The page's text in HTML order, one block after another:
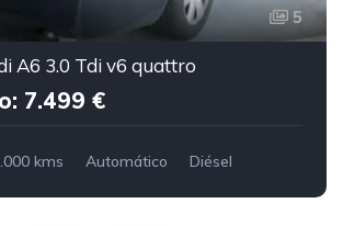
5
A6 3.0 Tdi v6 quattro
7.499 €
kms Automático Diésel